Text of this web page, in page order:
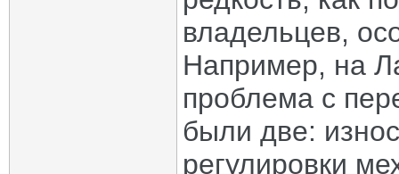
владельцев,
Например, на
проблема с
были две:
регулировки